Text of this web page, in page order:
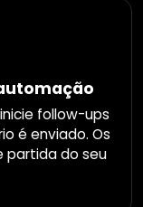
follow-ups
é enviado. Os
partida do seu